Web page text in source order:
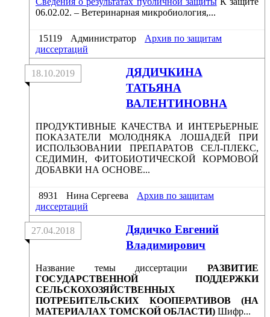
06.02.02. – Ветеринарная микробиология,...
15119 Администратор
Архив по защитам
диссертаций
ДЯДИЧКИНА
ТАТЬЯНА
ВАЛЕНТИНОВНА
18.10.2019
ПРОДУКТИВНЫЕ КАЧЕСТВА И ИНТЕРЬЕРНЫЕ
ПОКАЗАТЕЛИ МОЛОДНЯКА ЛОШАДЕЙ ПРИ
ИСПОЛЬЗОВАНИИ ПРЕПАРАТОВ СЕЛ-ПЛЕКС,
СЕДИМИН, ФИТОБИОТИЧЕСКОЙ КОРМОВОЙ
ДОБАВКИ НА ОСНОВЕ...
8931 Нина Сергеева
Архив по защитам
диссертаций
Дядичко Евгений
Владимирович
27.04.2018
Название темы диссертации РАЗВИТИЕ
ГОСУДАРСТВЕННОЙ ПОДДЕРЖКИ
СЕЛЬСКОХОЗЯЙСТВЕННЫХ
ПОТРЕБИТЕЛЬСКИХ КООПЕРАТИВОВ (НА
МАТЕРИАЛАХ ТОМСКОЙ ОБЛАСТИ) Шифр...